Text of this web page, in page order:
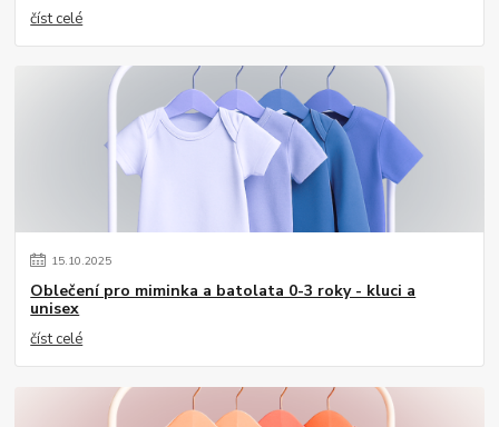
číst celé
15.10.2025
Oblečení pro miminka a batolata 0-3 roky - kluci a
unisex
číst celé